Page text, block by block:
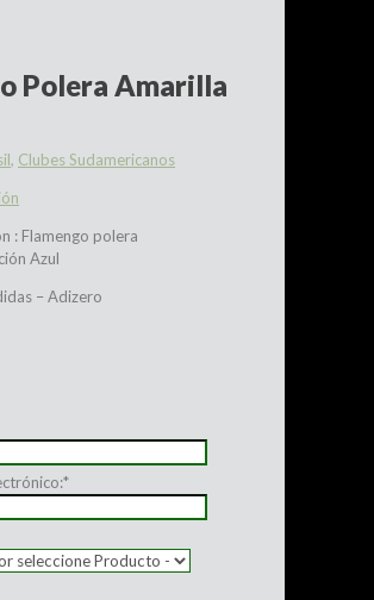
Polera Amarilla
, Clubes Sudamericanos
: Flamengo polera
Azul
– Adizero
*